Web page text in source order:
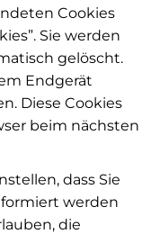
Cookies
Sie werden
gelöscht.
Endgerät
Diese Cookies
beim nächsten
dass Sie
werden
die